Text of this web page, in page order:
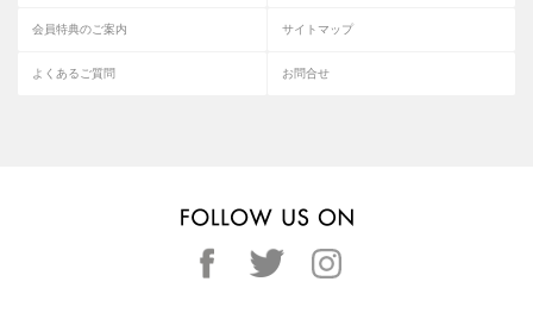
会員特典のご案内 サイトマップ
よくあるご質問 お問合せ